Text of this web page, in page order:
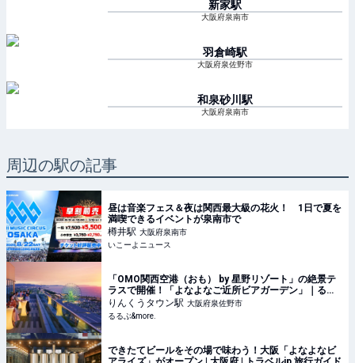
新家駅
大阪府泉南市
羽倉崎駅
大阪府泉佐野市
和泉砂川 駅
大阪府泉南市
周辺の駅の記事
昼は音楽フェス＆夜は関西最大級の花火！ 1日で夏を
満喫できるイベントが泉南市で
樽井駅 大阪府泉南市
いこーよニュース
「OMO関西空港（おも） by 星野リゾート」の絶景テ
ラスで開催！「よなよなご近所ビアガーデン」｜るる
ぶ&more.
りんくうタウン駅 大阪府泉佐野市
るるぶ&more.
できたてビールをその場で味わう！大阪「よなよなビ